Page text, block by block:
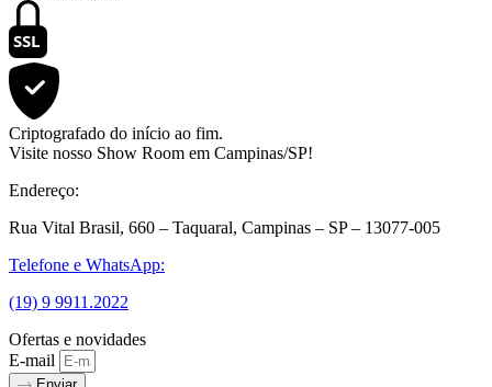
SSL
Criptografado do início ao fim.
Visite nosso Show Room em Campinas/SP!
Endereço:
Rua Vital Brasil, 660 – Taquaral, Campinas – SP – 13077-005
Telefone e WhatsApp:
(19) 9 9911.2022
Ofertas e novidades
E-mail